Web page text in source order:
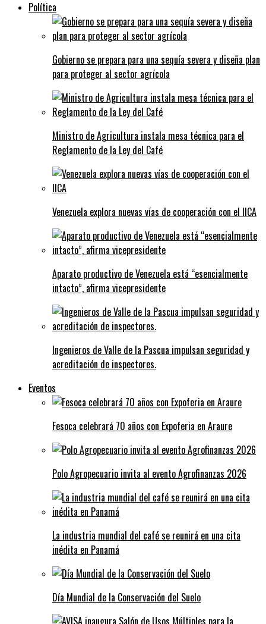
Política
Gobierno se prepara para una sequía severa y diseña plan
para proteger al sector agrícola
Ministro de Agricultura instala mesa técnica para el
Reglamento de la Ley del Café
Venezuela explora nuevas vías de cooperación con el IICA
Aparato productivo de Venezuela está “esencialmente
intacto”, afirma vicepresidente
Ingenieros de Valle de la Pascua impulsan seguridad y
acreditación de inspectores.
Eventos
Fesoca celebrará 70 años con Expoferia en Araure
Polo Agropecuario invita al evento Agrofinanzas 2026
La industria mundial del café se reunirá en una cita
inédita en Panamá
Día Mundial de la Conservación del Suelo